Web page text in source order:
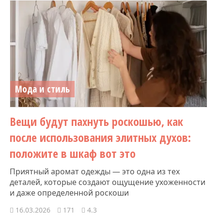
Мода и стиль
Вещи будут пахнуть роскошью, как
после использования элитных духов:
положите в шкаф вот это
Приятный аромат одежды — это одна из тех
деталей, которые создают ощущение ухоженности
и даже определенной роскоши
16.03.2026 171 4.3